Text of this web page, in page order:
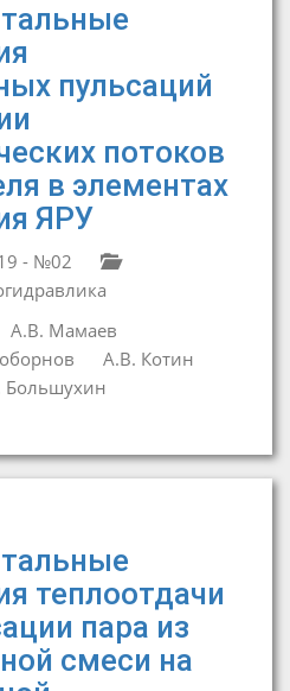
пульсаций
потоков
в элементах
ЯРУ
- №02
А.В. Мамаев
А.В. Котин
теплоотдачи
пара из
смеси на